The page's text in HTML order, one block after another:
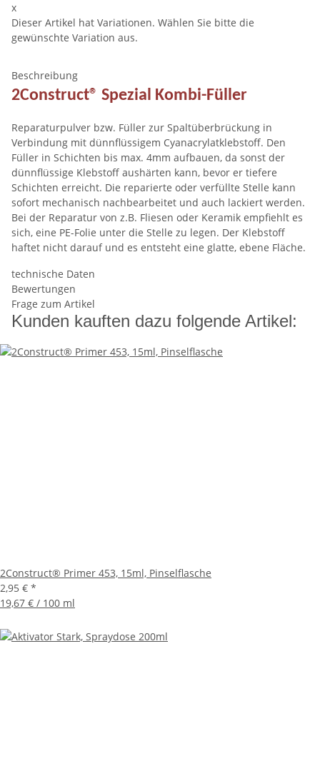
x
Dieser Artikel hat Variationen. Wählen Sie bitte die
gewünschte Variation aus.
Beschreibung
2Construct® Spezial Kombi-Füller
Reparaturpulver bzw. Füller zur Spaltüberbrückung in
Verbindung mit dünnflüssigem Cyanacrylatklebstoff. Den
Füller in Schichten bis max. 4mm aufbauen, da sonst der
dünnflüssige Klebstoff aushärten kann, bevor er tiefere
Schichten erreicht. Die reparierte oder verfüllte Stelle kann
sofort mechanisch nachbearbeitet und auch lackiert werden.
Bei der Reparatur von z.B. Fliesen oder Keramik empfiehlt es
sich, eine PE-Folie unter die Stelle zu legen. Der Klebstoff
haftet nicht darauf und es entsteht eine glatte, ebene Fläche.
technische Daten
Bewertungen
Frage zum Artikel
Kunden kauften dazu folgende Artikel:
2Construct® Primer 453, 15ml, Pinselflasche
2,95 € *
19,67 € / 100 ml